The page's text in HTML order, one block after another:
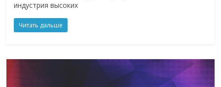
индустрия высоких
Читать дальше